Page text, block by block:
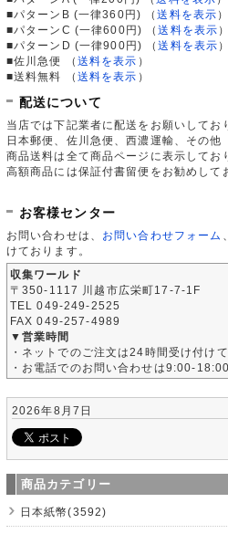
■パターンB (一律360円)
（送料を表示 ）
■パターンC (一律600円)
（送料を表示 ）
■パターンD (一律900円)
（送料を表示 ）
■佐川急便
（ 送料を表示 ）
■送料無料
（ 送料を表示 ）
配送について
当店では下記業者に配送をお願いしてお
日本郵便、佐川急便、西濃運輸、その他
商品送料は全て商品ページに表示してお
高額商品には保証付書留便をお勧めして
お客様センター
お問い合わせは、 お問い合わせフォーム
けております。
収集ワールド
〒350-1117 川越市広栄町17-7-1F
TEL 049-249-2525
FAX 049-257-4989
▼営業時間
・ネットでのご注文は24時間受け付けて
・お電話でのお問い合わせは9:00-
2026年8月7日
商品カテゴリー
日本紙幣(3592)